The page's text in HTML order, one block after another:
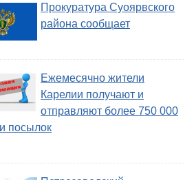
Прокуратура Суоярвского
района сообщает
Ежемесячно жители
Карелии получают и
отправляют более 750 000
посылок